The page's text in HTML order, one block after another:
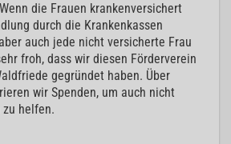
Wenn die Frauen krankenversichert
durch die Krankenkassen
auch jede nicht versicherte Frau
froh, dass wir diesen Förderverein
gegründet haben. Über
wir Spenden, um auch nicht
helfen.